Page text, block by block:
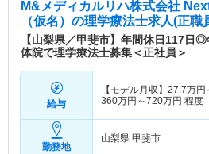
M&メディカルリハ株式会社
（仮名） の理学療法士求人(正職
【山梨県／甲斐市】年間休日117日
体院で理学療法士募集＜正社員＞
給与
【モデル月収】 27.7万円
360万円～720万円 程度
勤務地
山梨県 甲斐市